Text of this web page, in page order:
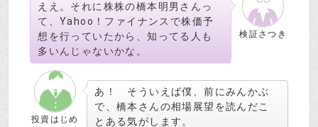
検証さつき
ええ。それに株株の橋本明男さんっ
て、Yahoo！ファイナンスで株価予
想を行っていたから、知ってる人も
多いんじゃないかな。
投資はじめ
あ！ そういえば僕、前にみんかぶ
で、橋本さんの相場展望を読んだこ
とある気がします。